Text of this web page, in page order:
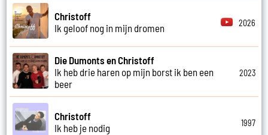
Christoff
Ik geloof nog in mijn dromen
2026
Die Dumonts en Christoff
Ik heb drie haren op mijn borst ik ben een
beer
2023
Christoff
Ik heb je nodig
1997